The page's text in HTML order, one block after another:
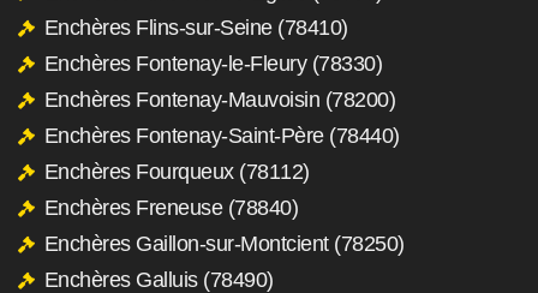
Enchères Flins-sur-Seine (78410)
Enchères Fontenay-le-Fleury (78330)
Enchères Fontenay-Mauvoisin (78200)
Enchères Fontenay-Saint-Père (78440)
Enchères Fourqueux (78112)
Enchères Freneuse (78840)
Enchères Gaillon-sur-Montcient (78250)
Enchères Galluis (78490)